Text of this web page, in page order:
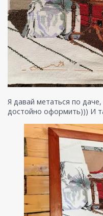
Я давай метаться по
достойно оформить))) И